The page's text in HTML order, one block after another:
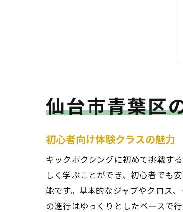
仙台市青葉区
初心者向け体験クラスの魅力
キックボクシングに初めて挑戦す
しく学ぶことができ、初心者でも
能です。基本的なジャブやクロス
の進行はゆっくりとしたペースで